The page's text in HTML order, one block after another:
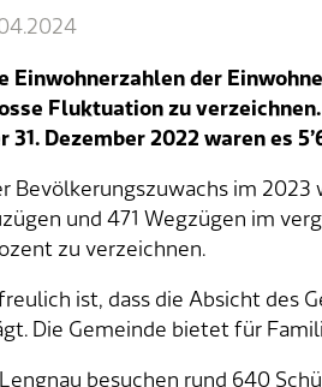
Einwohnerzahlen der
Fluktuation zu verzeichnen.
31. Dezember 2022 waren es
Bevölkerungszuwachs im 2023
und 471 Wegzügen im
zu verzeichnen.
ist, dass die Absicht des
Die Gemeinde bietet für
besuchen rund 640